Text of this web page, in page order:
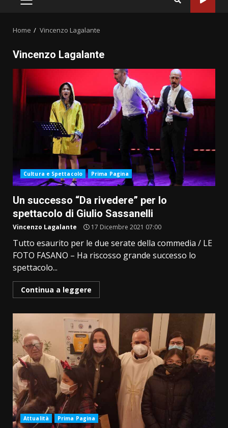
PRIMARY
Home Vincenzo Lagalante
Vincenzo Lagalante
Cultura e Spettacolo Prima Pagina
Un successo “Da rivedere” per lo
spettacolo di Giulio Sassanelli
Vincenzo Lagalante 17 Dicembre 2021 07:00
Tutto esaurito per le due serate della commedia / LE
FOTO FASANO – Ha riscosso grande successo lo
spettacolo...
Continua a leggere
Attualità Prima Pagina